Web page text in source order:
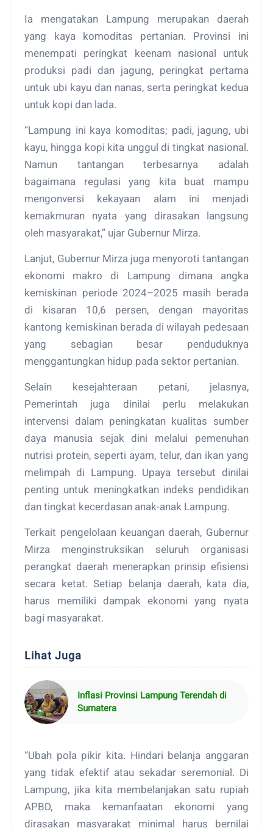
Ia mengatakan Lampung merupakan daerah
yang kaya komoditas pertanian. Provinsi ini
menempati peringkat keenam nasional untuk
produksi padi dan jagung, peringkat pertama
untuk ubi kayu dan nanas, serta peringkat kedua
untuk kopi dan lada.
“Lampung ini kaya komoditas; padi, jagung, ubi
kayu, hingga kopi kita unggul di tingkat nasional.
Namun tantangan terbesarnya adalah
bagaimana regulasi yang kita buat mampu
mengonversi kekayaan alam ini menjadi
kemakmuran nyata yang dirasakan langsung
oleh masyarakat,” ujar Gubernur Mirza.
Lanjut, Gubernur Mirza juga menyoroti tantangan
ekonomi makro di Lampung dimana angka
kemiskinan periode 2024–2025 masih berada
di kisaran 10,6 persen, dengan mayoritas
kantong kemiskinan berada di wilayah pedesaan
yang sebagian besar penduduknya
menggantungkan hidup pada sektor pertanian.
Selain kesejahteraan petani, jelasnya,
Pemerintah juga dinilai perlu melakukan
intervensi dalam peningkatan kualitas sumber
daya manusia sejak dini melalui pemenuhan
nutrisi protein, seperti ayam, telur, dan ikan yang
melimpah di Lampung. Upaya tersebut dinilai
penting untuk meningkatkan indeks pendidikan
dan tingkat kecerdasan anak-anak Lampung.
Terkait pengelolaan keuangan daerah, Gubernur
Mirza menginstruksikan seluruh organisasi
perangkat daerah menerapkan prinsip efisiensi
secara ketat. Setiap belanja daerah, kata dia,
harus memiliki dampak ekonomi yang nyata
bagi masyarakat.
Lihat Juga
Inflasi Provinsi Lampung Terendah di
Sumatera
“Ubah pola pikir kita. Hindari belanja anggaran
yang tidak efektif atau sekadar seremonial. Di
Lampung, jika kita membelanjakan satu rupiah
APBD, maka kemanfaatan ekonomi yang
dirasakan masyarakat minimal harus bernilai